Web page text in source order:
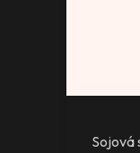
Sojová